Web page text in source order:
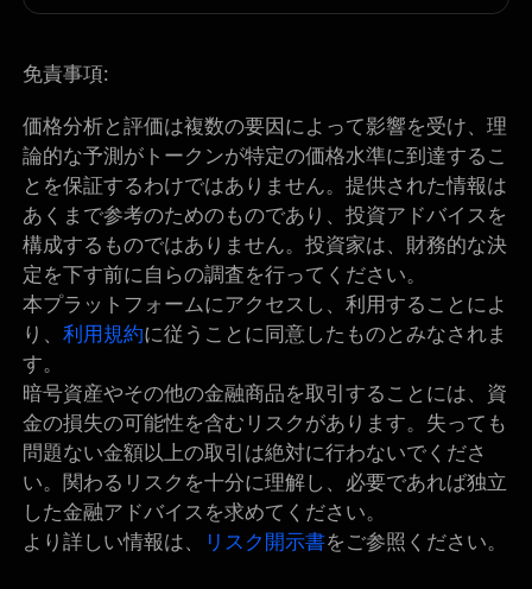
免責事項:
価格分析と評価は複数の要因によって影響を受け、理
論的な予測がトークンが特定の価格水準に到達するこ
とを保証するわけではありません。提供された情報は
あくまで参考のためのものであり、投資アドバイスを
構成するものではありません。投資家は、財務的な決
定を下す前に自らの調査を行ってください。
本プラットフォームにアクセスし、利用することによ
り、 利用規約に従うことに同意したものとみなされま
す。
暗号資産やその他の金融商品を取引することには、資
金の損失の可能性を含むリスクがあります。失っても
問題ない金額以上の取引は絶対に行わないでくださ
い。関わるリスクを十分に理解し、必要であれば独立
した金融アドバイスを求めてください。
より詳しい情報は、
リスク開示書をご参照ください。